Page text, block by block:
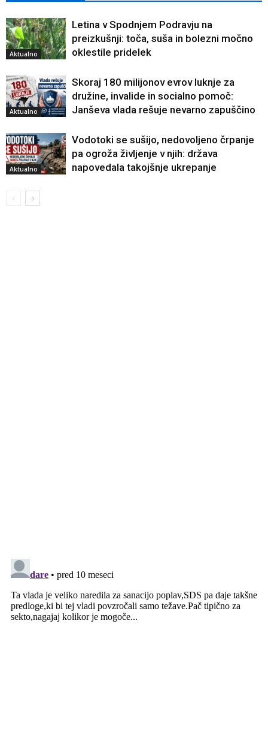
Aktualno
Letina v Spodnjem Podravju na
preizkušnji: toča, suša in bolezni močno
oklestile pridelek
Aktualno
Skoraj 180 milijonov evrov luknje za
družine, invalide in socialno pomoč:
Janševa vlada rešuje nevarno zapuščino
Aktualno
Vodotoki se sušijo, nedovoljeno črpanje
pa ogroža življenje v njih: država
napovedala takojšnje ukrepanje